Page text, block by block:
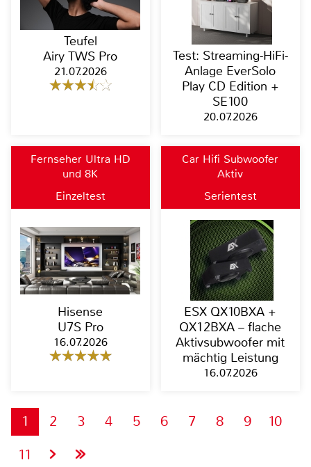
Teufel
Airy TWS Pro
21.07.2026
Test: Streaming-HiFi-
Anlage EverSolo
Play CD Edition +
SE100
20.07.2026
Fernseher Ultra HD
und 8K
Einzeltest
Hisense
U7S Pro
16.07.2026
Car Hifi Subwoofer
Aktiv
Serientest
ESX QX10BXA +
QX12BXA – flache
Aktivsubwoofer mit
mächtig Leistung
16.07.2026
1 2 3 4 5 6 7 8 9
10
11